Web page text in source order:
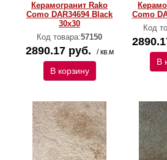
Керамогранит Rako
Como DAR34694 Black
30x30
Код товара:57150
2890.17 руб. / кв.м
В корзину
Como
Код
В